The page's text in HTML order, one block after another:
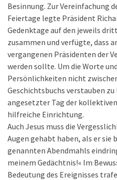
Besinnung. Zur Vereinfachung
Feiertage legte Präsident
Gedenktage auf den jeweils
zusammen und verfügte, dass
vergangenen Präsidenten der
werden sollte. Um die Worte
Persönlichkeiten nicht
Geschichtsbuchs verstauben
angesetzter Tag der
hilfreiche Einrichtung.
Auch Jesus muss die
Augen gehabt haben, als er sie
genannten Abendmahls
meinem Gedächtnis!« Im
Bedeutung des Ereignisses